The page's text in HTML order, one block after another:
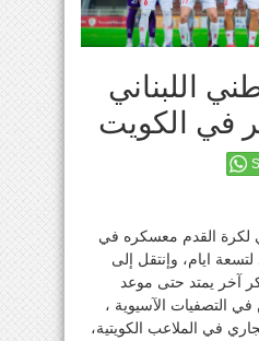
اللبناني
في الكويت
لكرة القدم معسكره في
ايام، وإنتقل إلى
آخر يمتد حتى موعد
في التصفيات الآسيوية ،
في الملاعب الكويتية،